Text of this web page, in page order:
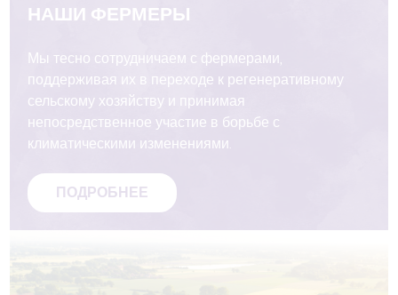
НАШИ ФЕРМЕРЫ
Мы тесно сотрудничаем с фермерами,
поддерживая их в переходе к регенеративному
сельскому хозяйству и принимая
непосредственное участие в борьбе с
климатическими изменениями.
ПОДРОБНЕЕ